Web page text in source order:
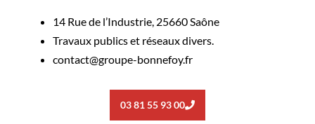
14 Rue de l’Industrie, 25660 Saône
Travaux publics et réseaux divers.
contact@groupe-bonnefoy.fr
03 81 55 93 00